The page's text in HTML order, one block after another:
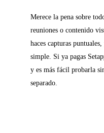
Merece la pena sobre
reuniones o contenido
haces capturas
simple. Si ya pagas
y es más fácil probarla
separado.